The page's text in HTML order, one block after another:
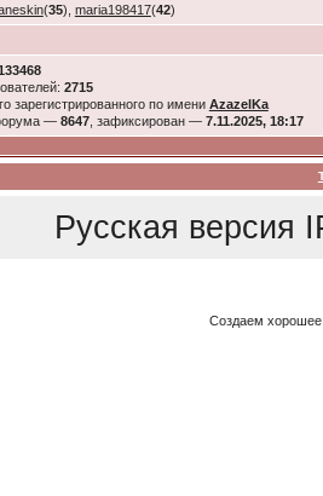
(35), maria198417(42)
2715
зарегистрированного по имени AzazelKa
— 8647, зафиксирован — 7.11.2025, 18:17
Русская версия
Создаем